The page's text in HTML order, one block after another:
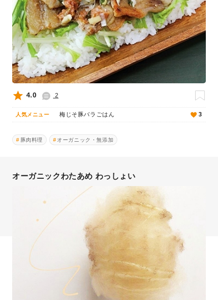
4.0 2
人気メニュー 梅じそ豚バラごはん 3
豚肉料理 オーガニック・無添加
オーガニックわたあめ わっしょい